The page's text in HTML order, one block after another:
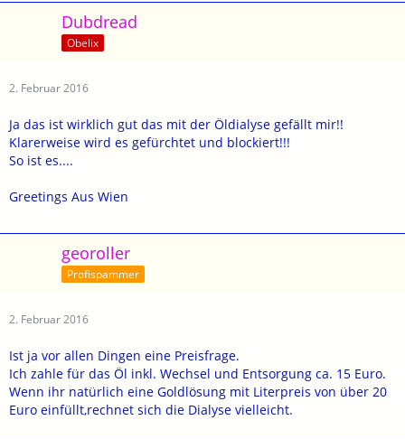
Dubdread
Obelix
2. Februar 2016
Ja das ist wirklich gut das mit der Öldialyse gefällt mir!!
Klarerweise wird es gefürchtet und blockiert!!!
So ist es....
Greetings Aus Wien
georoller
Profispammer
2. Februar 2016
Ist ja vor allen Dingen eine Preisfrage.
Ich zahle für das Öl inkl. Wechsel und Entsorgung ca. 15 Euro.
Wenn ihr natürlich eine Goldlösung mit Literpreis von über 20
Euro einfüllt,rechnet sich die Dialyse vielleicht.